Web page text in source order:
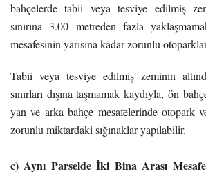
bahçelerde tabii veya tesviye edilmiş
sınırına 3.00 metreden fazla
mesafesinin yarısına kadar zorunlu
Tabii veya tesviye edilmiş zeminin
sınırları dışına taşmamak kaydıyla, ön
yan ve arka bahçe mesafelerinde otopark
zorunlu miktardaki sığınaklar yapılabilir.
c) Aynı Parselde İki Bina Arası